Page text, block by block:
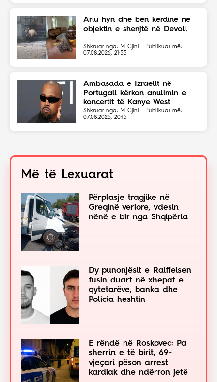
Ariu hyn dhe bën kërdinë në
objektin e shenjtë në Devoll
Shkruar nga: M Gjini | Publikuar më:
07.08.2026, 21:55
Ambasada e Izraelit në
Portugali kërkon anulimin e
koncertit të Kanye West
Shkruar nga: M Gjini | Publikuar më:
07.08.2026, 20:15
Më të Lexuarat
Përplasje tragjike në
Greqinë veriore, vdesin
nënë e bir nga Shqipëria
Dy punonjësit e Raiffeisen
fusin duart në xhepat e
qytetarëve, banka dhe
Policia heshtin
E rëndë në Roskovec: Pa
sherrin e të birit, 69-
vjeçari pëson arrest
kardiak dhe ndërron jetë